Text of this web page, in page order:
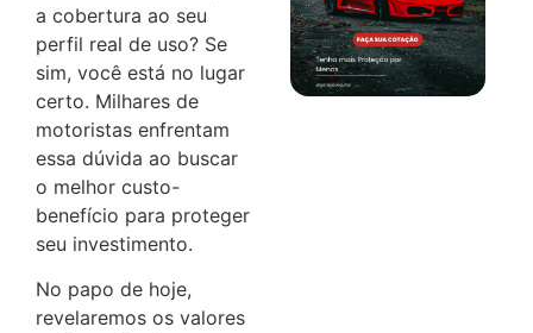
a cobertura ao seu
perfil real de uso? Se
sim, você está no lugar
certo. Milhares de
motoristas enfrentam
essa dúvida ao buscar
o melhor custo-
benefício para proteger
seu investimento.
No papo de hoje,
revelaremos os valores